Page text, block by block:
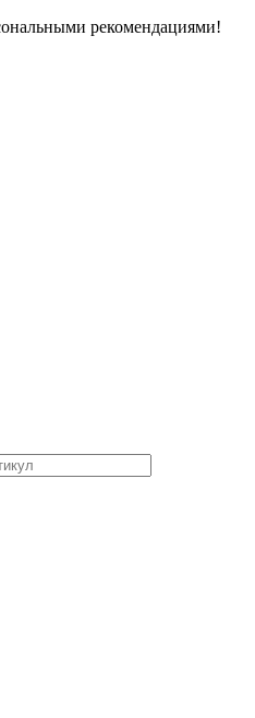
рекомендациями!